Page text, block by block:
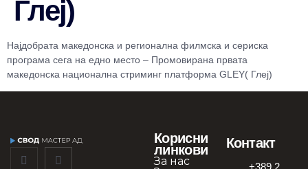
Глеј)
Најдобрата македонска и регионална филмска и сериска
програма сега на едно место – Промовирана првата
македонска национална стриминг платформа GLEY( Глеј)
Корисни
линкови
За нас
Контакт